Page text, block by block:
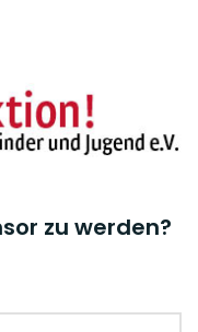
zu werden?